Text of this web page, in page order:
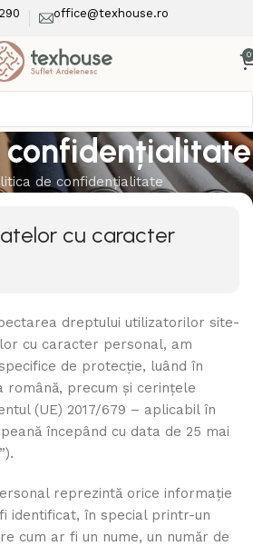
office@texhouse.ro
0
confidențialitate
de confidențialitate
cu caracter
dreptului utilizatorilor site-
cu caracter personal, am
de protecție, luând în
română, precum și cerințele
(UE) 2017/679 – aplicabil în
începând cu data de 25 mai
”).
reprezintă orice informație
identificat, în special printr-un
cum ar fi un nume, un număr de